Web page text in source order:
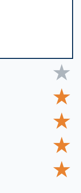
★
★
★
★
★